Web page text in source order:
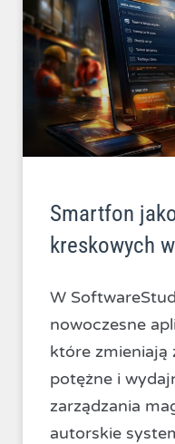
Smartfon
kreskowych
W
nowoczesne
które zmieniają
potężne i
zarządzania
autorskie